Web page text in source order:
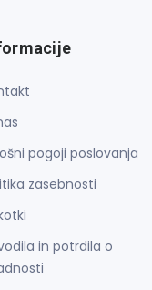
pogoji poslovanja
zasebnosti
in potrdila o